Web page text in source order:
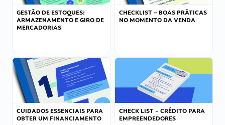
GESTÃO DE ESTOQUES:
ARMAZENAMENTO E GIRO DE
MERCADORIAS
CHECKLIST – BOAS PRÁTICAS
NO MOMENTO DA VENDA
CUIDADOS ESSENCIAIS PARA
OBTER UM FINANCIAMENTO
CHECK LIST – CRÉDITO PARA
EMPREENDEDORES